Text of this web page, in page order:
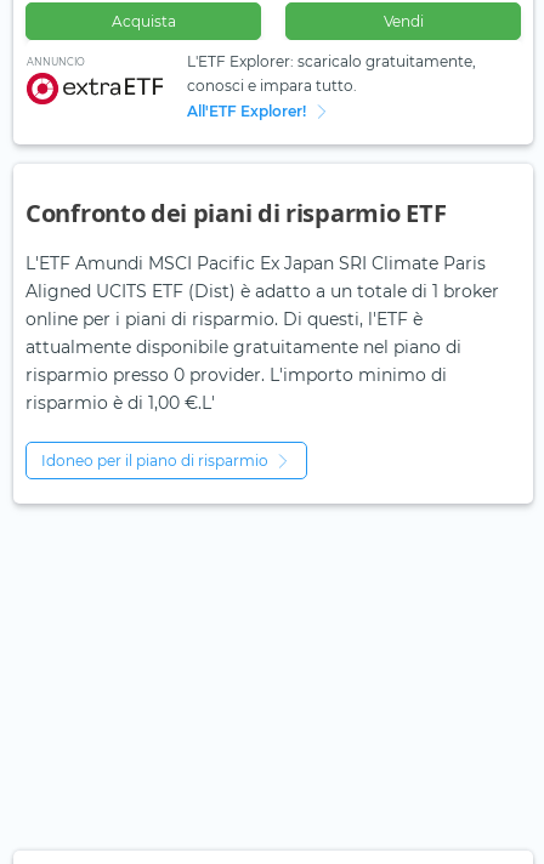
Acquista Vendi
ANNUNCIO
L'ETF Explorer: scaricalo gratuitamente,
conosci e impara tutto.
All'ETF Explorer!
Confronto dei piani di risparmio ETF
L'ETF Amundi MSCI Pacific Ex Japan SRI Climate Paris
Aligned UCITS ETF (Dist) è adatto a un totale di 1 broker
online per i piani di risparmio. Di questi, l'ETF è
attualmente disponibile gratuitamente nel piano di
risparmio presso 0 provider. L'importo minimo di
risparmio è di 1,00 €.L'
Idoneo per il piano di risparmio